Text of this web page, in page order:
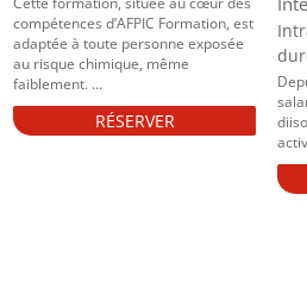
compétences d’AFPIC Formation, est
adaptée à toute personne exposée
au risque chimique, même
faiblement. ...
RÉSERVER